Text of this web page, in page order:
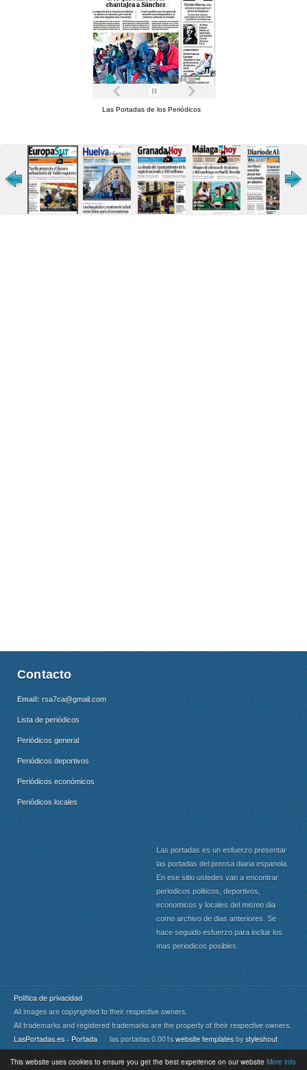
This website uses cookies to ensure you get the best experience on our website More info
Las Portadas de los Periódicos
Contacto
Email: rsa7ca@gmail.com
Lista de periódicos
Periódicos general
Periódicos deportivos
Periódicos económicos
Periódicos locales
Las portadas es un esfuerzo presentar
las portadas del prensa diaria espanola.
En ese sitio ustedes van a encontrar
periodicos politicos, deportivos,
economicos y locales del mismo dia
como archivo de dias anteriores. Se
hace seguido esfuerzo para incluir los
mas periodicos posibles.
Política de privacidad
All images are copyrighted to their respective owners.
All trademarks and registered trademarks are the property of their respective owners.
LasPortadas.es - Portada las portadas 0.001s website templates by styleshout